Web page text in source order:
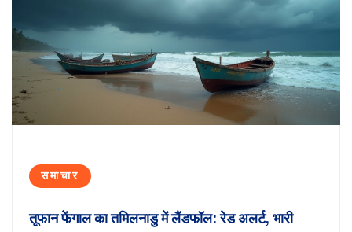
समाचार
तूफान फेंगाल का तमिलनाडु में लैंडफॉल: रेड अलर्ट, भारी